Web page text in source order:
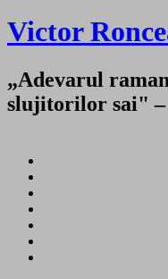
Victor
„Adevarul
slujitorilor sai" –